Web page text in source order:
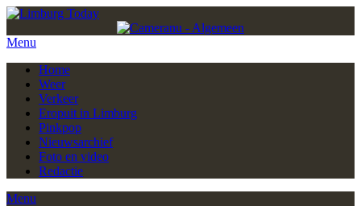
Menu
Home
Weer
Verkeer
Eropuit in Limburg
Pinkpop
Nieuwsarchief
Foto en video
Redactie
Menu